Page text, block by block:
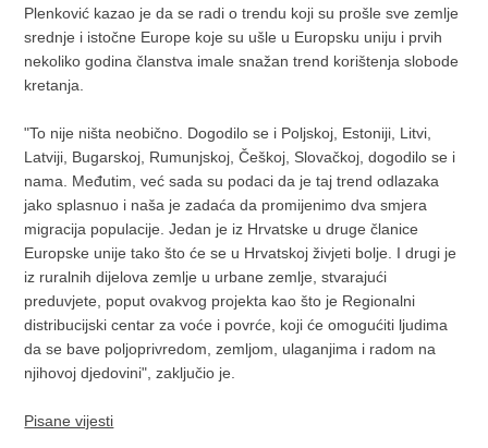
Plenković kazao je da se radi o trendu koji su prošle sve zemlje
srednje i istočne Europe koje su ušle u Europsku uniju i prvih
nekoliko godina članstva imale snažan trend korištenja slobode
kretanja.
"To nije ništa neobično. Dogodilo se i Poljskoj, Estoniji, Litvi,
Latviji, Bugarskoj, Rumunjskoj, Češkoj, Slovačkoj, dogodilo se i
nama. Međutim, već sada su podaci da je taj trend odlazaka
jako splasnuo i naša je zadaća da promijenimo dva smjera
migracija populacije. Jedan je iz Hrvatske u druge članice
Europske unije tako što će se u Hrvatskoj živjeti bolje. I drugi je
iz ruralnih dijelova zemlje u urbane zemlje, stvarajući
preduvjete, poput ovakvog projekta kao što je Regionalni
distribucijski centar za voće i povrće, koji će omogućiti ljudima
da se bave poljoprivredom, zemljom, ulaganjima i radom na
njihovoj djedovini", zaključio je.
Pisane vijesti